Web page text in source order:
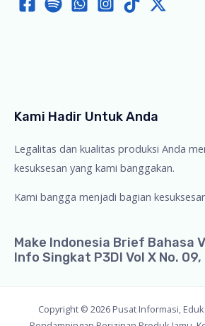
Kami Hadir Untuk Anda
Legalitas dan kualitas produksi Anda
kesuksesan yang kami banggakan.
Kami bangga menjadi bagian
Make Indonesia Brief Bahasa
Info Singkat P3DI Vol X No.
Copyright © 2026 Pusat Informasi,